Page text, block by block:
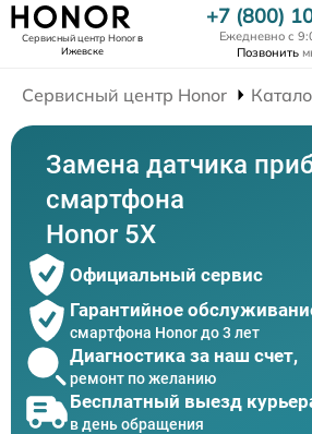
Сервисный центр Honorв
Ижевске
+7 (800)
Ежедневно с
Позвонить
Сервисный центр Honor
Замена датчика
смартфона
Honor 5X
Официальный сервис
Гарантийное
смартфона Honor до 3 лет
Диагностика за наш счет,
ремонт по желанию
Бесплатный выезд
в день обращения